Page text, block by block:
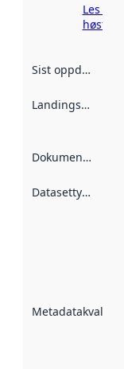
Les mer
høsting
Sist oppdatert
Landingsside
Dokumentasjon
Datasettype
Metadatakvalitet